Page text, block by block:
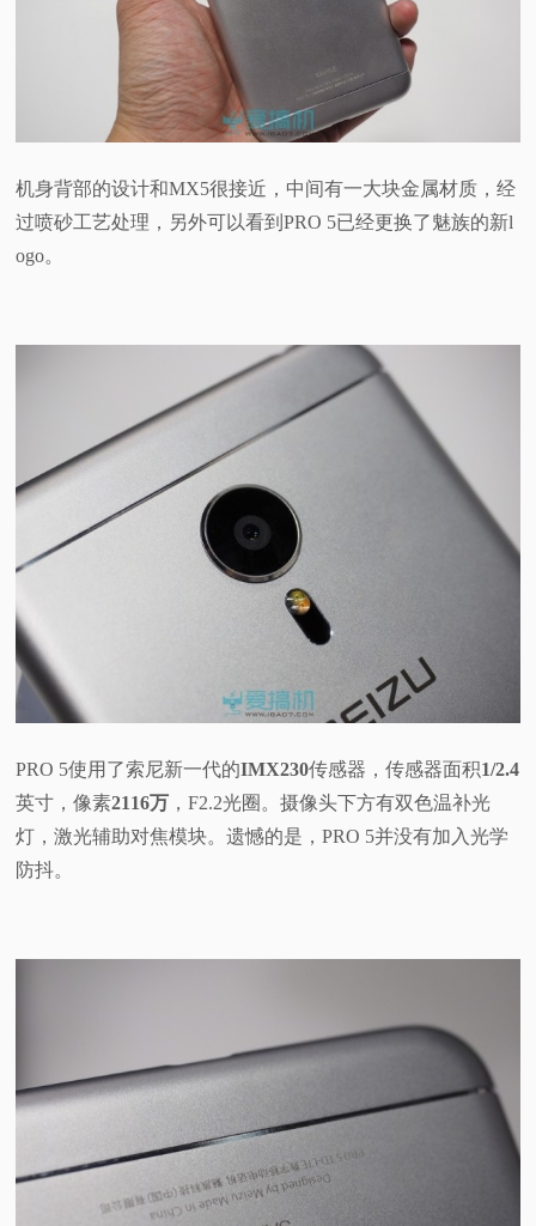
机身背部的设计和MX5很接近，中间有一大块金属材质，经
过喷砂工艺处理，另外可以看到PRO 5已经更换了魅族的新l
ogo。
PRO 5使用了索尼新一代的IMX230传感器，传感器面积1/2.4
英寸，像素2116万 ，F2.2光圈。摄像头下方有双色温补光
灯，激光辅助对焦模块。遗憾的是，PRO 5并没有加入光学
防抖。